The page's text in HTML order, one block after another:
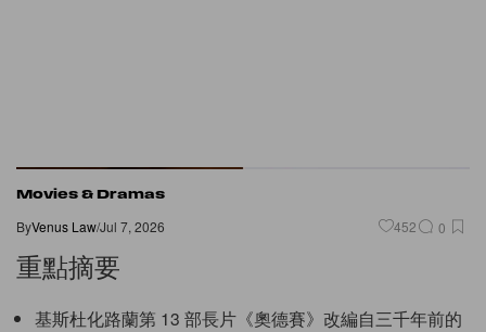
Movies & Dramas
ByVenus Law/Jul 7, 2026 452 0
重點摘要
基斯杜化路蘭第 13 部長片《奧德賽》改編自三千年前的